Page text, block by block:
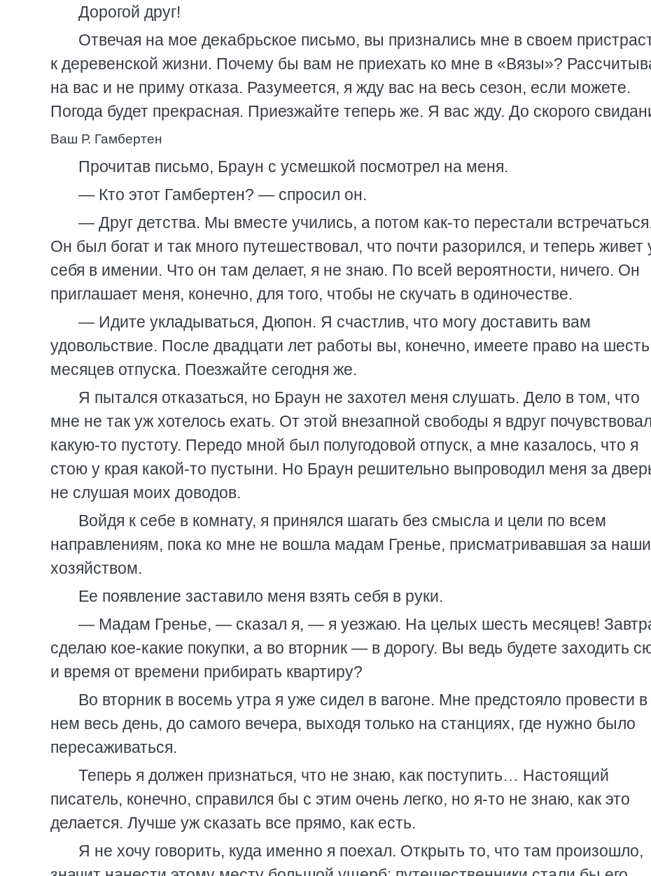
Дорогой друг!
Отвечая на мое декабрьское письмо, вы признались мне в своем
к деревенской жизни. Почему бы вам не приехать ко мне в «Вязы»?
на вас и не приму отказа. Разумеется, я жду вас на весь сезон, если можете.
Погода будет прекрасная. Приезжайте теперь же. Я вас жду. До скорого
Ваш Р. Гамбертен
Прочитав письмо, Браун с усмешкой посмотрел на меня.
— Кто этот Гамбертен? — спросил он.
— Друг детства. Мы вместе учились, а потом как-то перестали
Он был богат и так много путешествовал, что почти разорился, и теперь живет
себя в имении. Что он там делает, я не знаю. По всей вероятности, ничего. Он
приглашает меня, конечно, для того, чтобы не скучать в одиночестве.
— Идите укладываться, Дюпон. Я счастлив, что могу доставить вам
удовольствие. После двадцати лет работы вы, конечно, имеете право на шесть
месяцев отпуска. Поезжайте сегодня же.
Я пытался отказаться, но Браун не захотел меня слушать. Дело в том, что
мне не так уж хотелось ехать. От этой внезапной свободы я вдруг почувствовал
какую-то пустоту. Передо мной был полугодовой отпуск, а мне казалось, что я
стою у края какой-то пустыни. Но Браун решительно выпроводил меня за
не слушая моих доводов.
Войдя к себе в комнату, я принялся шагать без смысла и цели по всем
направлениям, пока ко мне не вошла мадам Гренье, присматривавшая за
хозяйством.
Ее появление заставило меня взять себя в руки.
— Мадам Гренье, — сказал я, — я уезжаю. На целых шесть месяцев!
сделаю кое-какие покупки, а во вторник — в дорогу. Вы ведь будете заходить
и время от времени прибирать квартиру?
Во вторник в восемь утра я уже сидел в вагоне. Мне предстояло провести в
нем весь день, до самого вечера, выходя только на станциях, где нужно было
пересаживаться.
Теперь я должен признаться, что не знаю, как поступить… Настоящий
писатель, конечно, справился бы с этим очень легко, но я-то не знаю, как это
делается. Лучше уж сказать все прямо, как есть.
Я не хочу говорить, куда именно я поехал. Открыть то, что там произошло,